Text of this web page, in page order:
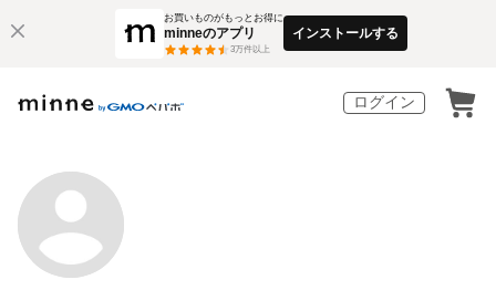
お買いものがもっとお得に
minneのアプリ
3万件以上
インストールする
ログイン